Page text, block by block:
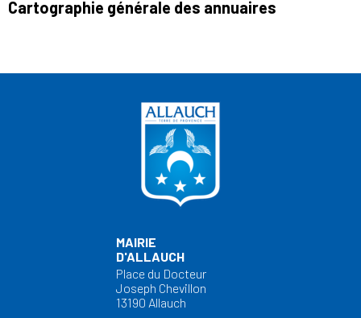
Cartographie générale des annuaires
MAIRIE
D'ALLAUCH
Place du Docteur
Joseph Chevillon
13190 Allauch